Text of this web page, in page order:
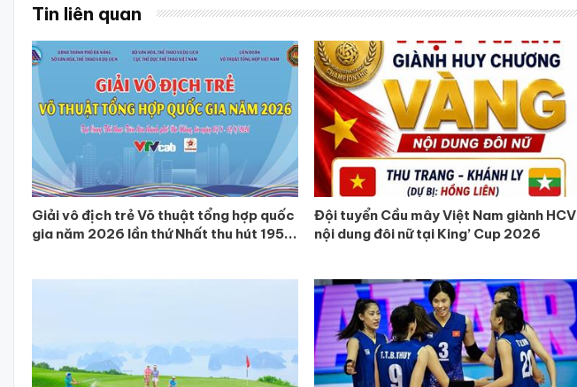
Tin liên quan
Giải vô địch trẻ Võ thuật tổng hợp quốc
gia năm 2026 lần thứ Nhất thu hút 195...
Đội tuyển Cầu mây Việt Nam giành HCV
nội dung đôi nữ tại King’ Cup 2026